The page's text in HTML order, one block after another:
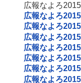
広報なよろ
広報なよろ
広報なよろ
広報なよろ
広報なよろ
広報なよろ
広報なよろ
広報なよろ